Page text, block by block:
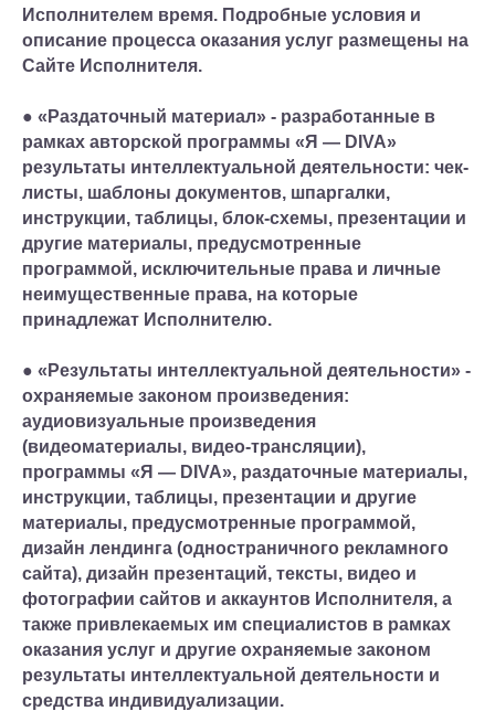
Исполнителем время. Подробные условия и
описание процесса оказания услуг размещены на
Сайте Исполнителя.
● «Раздаточный материал» - разработанные в
рамках авторской программы «Я — DIVA»
результаты интеллектуальной деятельности: чек-
листы, шаблоны документов, шпаргалки,
инструкции, таблицы, блок-схемы, презентации и
другие материалы, предусмотренные
программой, исключительные права и личные
неимущественные права, на которые
принадлежат Исполнителю.
● «Результаты интеллектуальной деятельности» -
охраняемые законом произведения:
аудиовизуальные произведения
(видеоматериалы, видео-трансляции),
программы «Я — DIVA», раздаточные материалы,
инструкции, таблицы, презентации и другие
материалы, предусмотренные программой,
дизайн лендинга (одностраничного рекламного
сайта), дизайн презентаций, тексты, видео и
фотографии сайтов и аккаунтов Исполнителя, а
также привлекаемых им специалистов в рамках
оказания услуг и другие охраняемые законом
результаты интеллектуальной деятельности и
средства индивидуализации.